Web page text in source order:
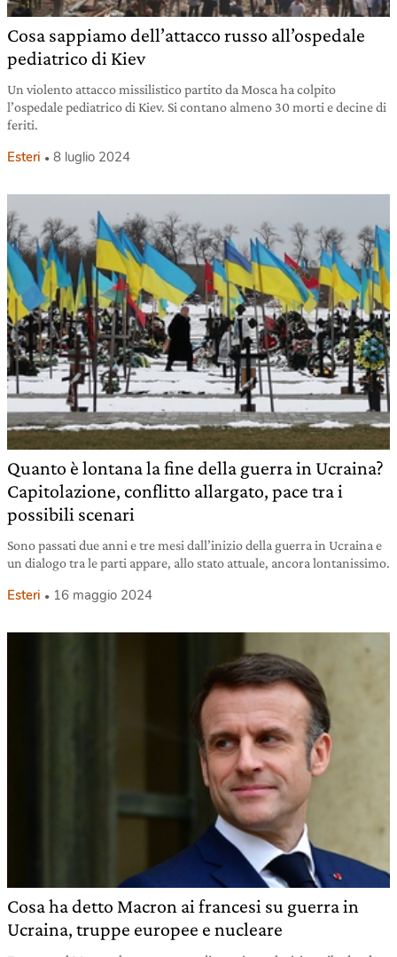
Cosa sappiamo dell’attacco russo all’ospedale
pediatrico di Kiev
Un violento attacco missilistico partito da Mosca ha colpito
l’ospedale pediatrico di Kiev. Si contano almeno 30 morti e decine di
feriti.
Esteri 8 luglio 2024
Quanto è lontana la fine della guerra in Ucraina?
Capitolazione, conflitto allargato, pace tra i
possibili scenari
Sono passati due anni e tre mesi dall’inizio della guerra in Ucraina e
un dialogo tra le parti appare, allo stato attuale, ancora lontanissimo.
Esteri 16 maggio 2024
Cosa ha detto Macron ai francesi su guerra in
Ucraina, truppe europee e nucleare